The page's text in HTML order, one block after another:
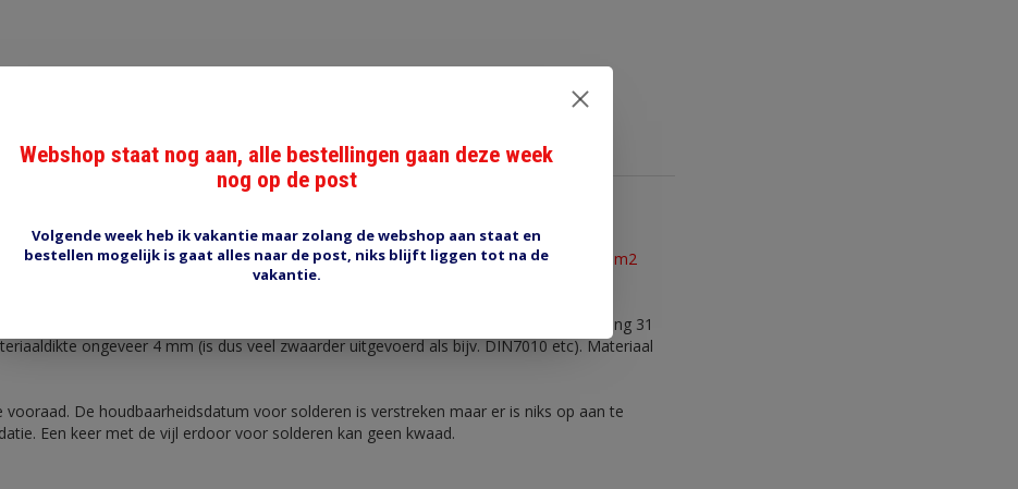
Reviews (0) Tags (0)
soldeeroog TI-13x17
zeer zwaar kabeloog. De diameter voor de kabel is opgegeven, niet de doorsnede in mm2
maar is heel erg veel).
13 mm gat, binnendiameter voor kabel is 17mm. Lengte 78 mm, buitendiameter ring 31
ongeveer 4 mm (is dus veel zwaarder uitgevoerd als bijv. DIN7010 etc). Materiaal
vooraad. De houdbaarheidsdatum voor solderen is verstreken maar er is niks op aan te
Een keer met de vijl erdoor voor solderen kan geen kwaad.
Webshop staat nog aan, alle bestellingen gaan deze week
nog op de post
Volgende week heb ik vakantie maar zolang de webshop aan staat en
bestellen mogelijk is gaat alles naar de post, niks blijft liggen tot na de
vakantie.